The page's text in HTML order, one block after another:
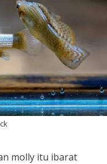
molly itu ibarat